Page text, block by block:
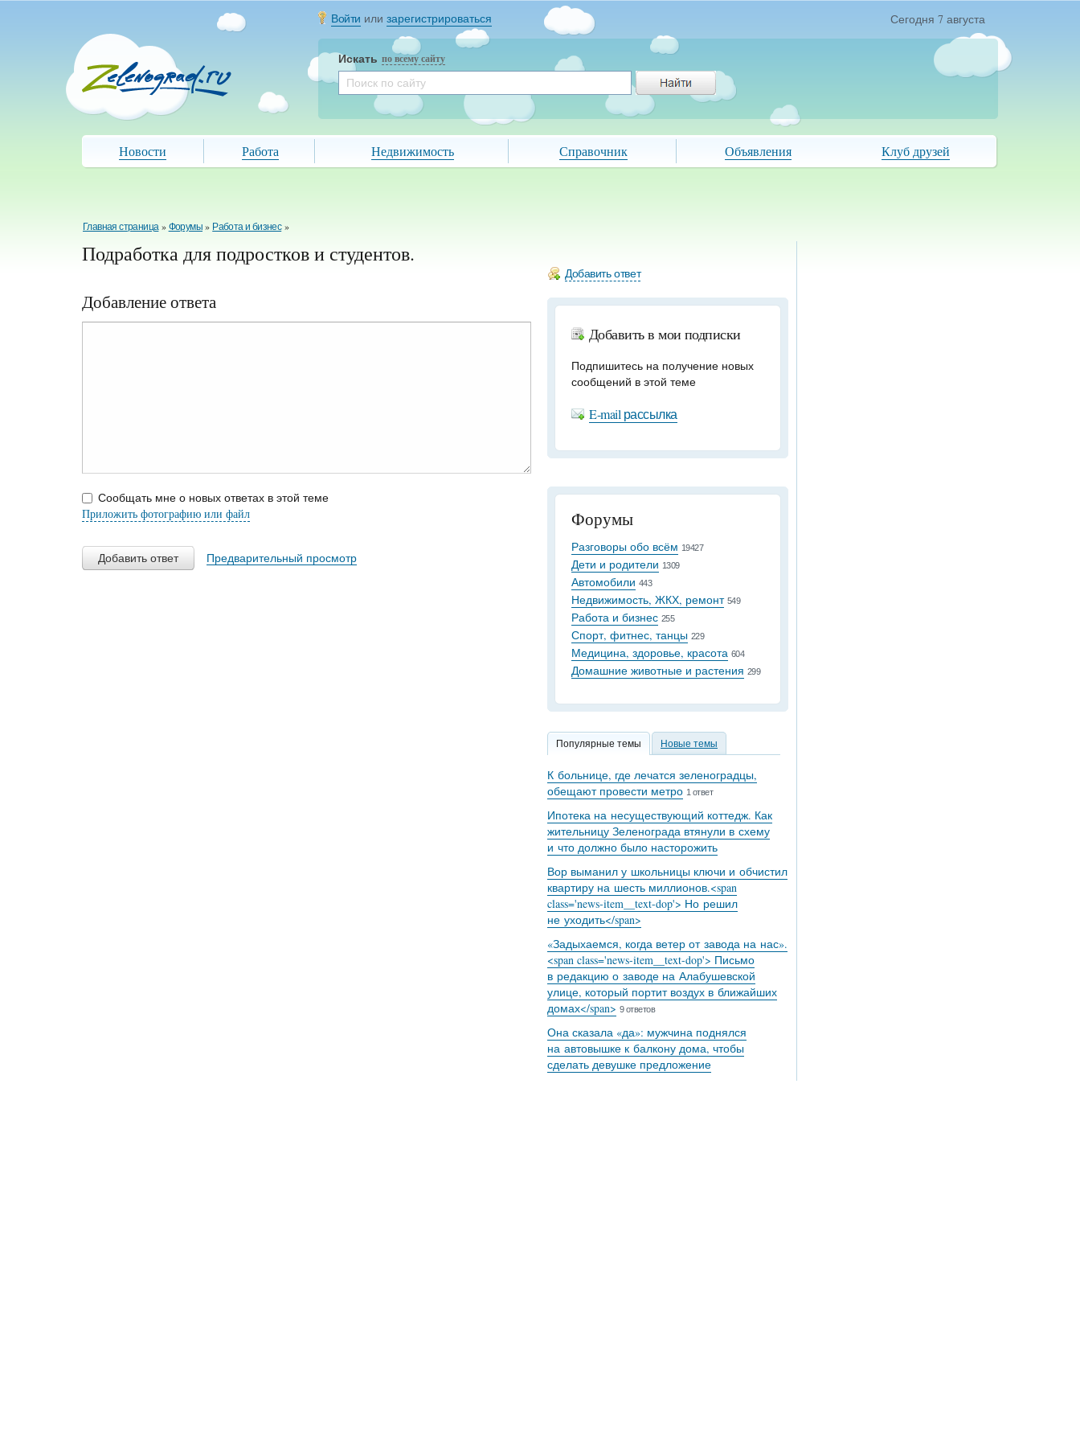
Войти или зарегистрироваться Сегодня 7 августа
Искать по всему сайту
Новости Работа Недвижимость Справочник Объявления Клуб друзей
Главная страница »Форумы» Работа и бизнес »
Подработка для подростков и студентов.
Добавление ответа
Сообщать мне о новых ответах в этой теме
Приложить фотографию или файл
Добавить ответ Предварительный просмотр
Добавить ответ
Добавить в мои подписки
Подпишитесь на получение новых
сообщений в этой теме
E-mail рассылка
Форумы
Разговоры обо всём 19427
Дети и родители 1309
Автомобили 443
Недвижимость, ЖКХ, ремонт 549
Работа и бизнес 255
Спорт, фитнес, танцы 229
Медицина, здоровье, красота 604
Домашние животные и растения 299
Популярные темы Новые темы
К больнице, где лечатся зеленоградцы,
обещают провести метро 1 ответ
Ипотека на несуществующий коттедж. Как
жительницу Зеленограда втянули в схему
и что должно было насторожить
Вор выманил у школьницы ключи и обчистил
квартиру на шесть миллионов.<span
class='news-item__text-dop'> Но решил
не уходить</span>
«Задыхаемся, когда ветер от завода на нас».
<span class='news-item__text-dop'> Письмо
в редакцию о заводе на Алабушевской
улице, который портит воздух в ближайших
домах</span> 9 ответов
Она сказала «да»: мужчина поднялся
на автовышке к балкону дома, чтобы
сделать девушке предложение